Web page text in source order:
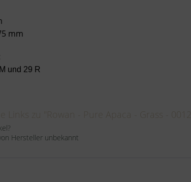
mm
und 29 R
Hersteller unbekannt